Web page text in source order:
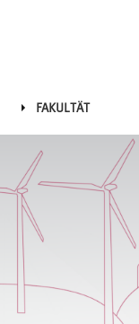
FAKULTÄT